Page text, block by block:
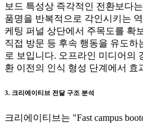
보드 특성상 즉각적인 전환보다
품명을 반복적으로 각인시키는
케팅 퍼널 상단에서 주목도를 확
직접 방문 등 후속 행동을 유도하
로 보입니다. 오프라인 미디어의
환 이전의 인식 형성 단계에서 효
3. 크리에이티브 전달 구조 분석
크리에이티브는 "Fast campus